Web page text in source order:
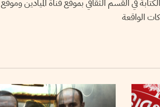
في القسم الثقافي بموقع قناة الميادين
الواقعة